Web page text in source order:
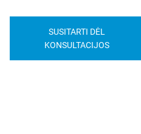
SUSITARTI DĖL
KONSULTACIJOS